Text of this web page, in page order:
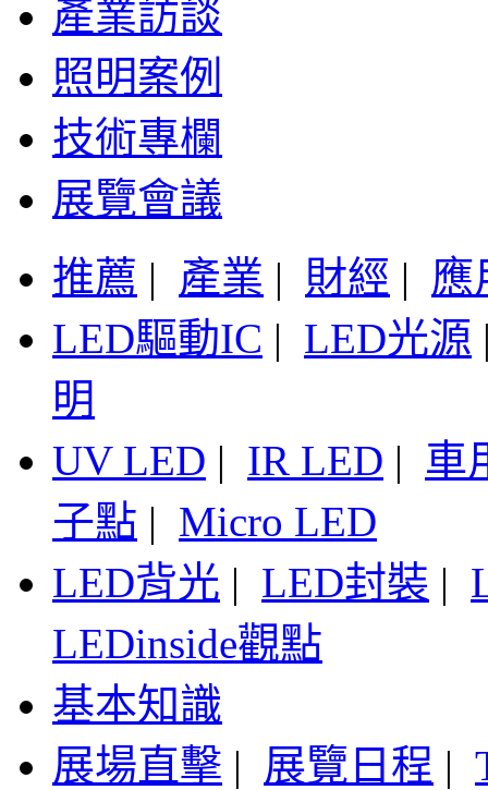
產業訪談
照明案例
技術專欄
展覽會議
推薦 | 產業 | 財經 | 應
LED驅動IC | LED光源
明
UV LED | IR LED | 車
子點 | Micro LED
LED背光 | LED封裝 |
LEDinside觀點
基本知識
展場直擊 | 展覽日程 |